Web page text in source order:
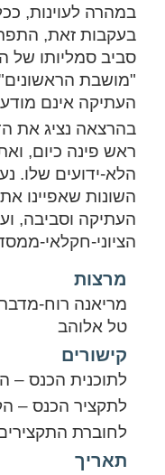
במהרה לעוינות,
בעקבות זאת,
סביב סמליותו של
"מושבת
העתיקה אינם
בהרצאה נציג את
ראש פינה כיום,
הלא-ידועים שלו.
השונות שאפיינו
העתיקה וסביבה,
הציוני-חקלאי-
מרצות
מריאנה רוח-
טל אלוהב
קישורים
לתוכנית הכנס –
לתקציר הכנס –
לחוברת
תאריך